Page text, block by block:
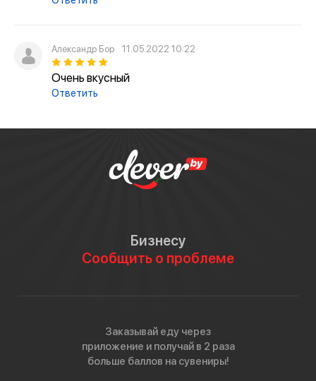
Александр Бор 11.05.2022 10:22
Очень вкусный
Ответить
Бизнесу
Сообщить о проблеме
Заказывай еду через
приложение и получай в 2 раза
больше баллов на сувениры!